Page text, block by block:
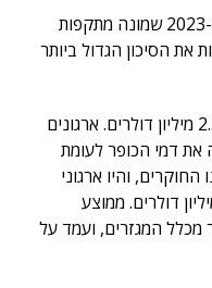
לפי המחקר, כל ארגון חווה בממוצע ב-2023 שמונה מתקפות
את הסיכון הגדול ביותר
תשלום דמי הכופר הממוצע עמד על 2.5 מיליון דולרים. ארגונים
דמי הכופר לעומת
והיו ארגוני
שאף הודו ששילמו יותר מ-25 מיליון דולרים. ממוצע
מכלל המגזרים, ועמד על